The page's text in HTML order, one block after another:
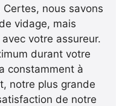
nous savons
vidage, mais
votre assureur.
durant votre
constamment à
notre plus grande
de notre